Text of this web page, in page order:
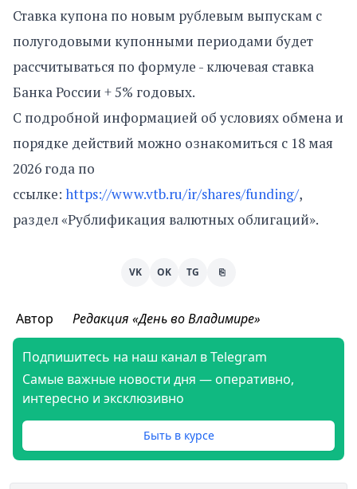
Ставка купона по новым рублевым выпускам с
полугодовыми купонными периодами будет
рассчитываться по формуле - ключевая ставка
Банка России + 5% годовых.
С подробной информацией об условиях обмена и
порядке действий можно ознакомиться с 18 мая
2026 года по
ссылке: https://www.vtb.ru/ir/shares/funding/,
раздел «Рублификация валютных облигаций».
VK OK TG ⎘
Автор Редакция «День во Владимире»
Подпишитесь на наш канал в Telegram
Самые важные новости дня — оперативно,
интересно и эксклюзивно
Быть в курсе